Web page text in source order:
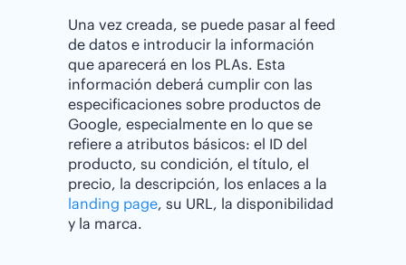
Una vez creada, se puede pasar al feed
de datos e introducir la información
que aparecerá en los PLAs. Esta
información deberá cumplir con las
especificaciones sobre productos de
Google, especialmente en lo que se
refiere a atributos básicos: el ID del
producto, su condición, el título, el
precio, la descripción, los enlaces a la
landing page, su URL, la disponibilidad
y la marca.